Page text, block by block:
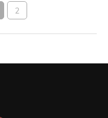
2